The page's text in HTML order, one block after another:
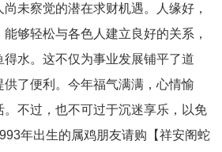
未察觉的潜在求财机遇。人缘好，
够轻松与各色人建立良好的关系，
水。这不仅为事业发展铺平了道
了便利。今年福气满满，心情愉
不过，也不可过于沉迷享乐，以免
年出生的属鸡朋友请购【祥安阁蛇